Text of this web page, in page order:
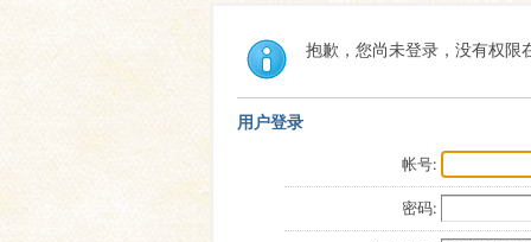
抱歉，您尚未登录，没有权限
用户登录
帐号:
密码: